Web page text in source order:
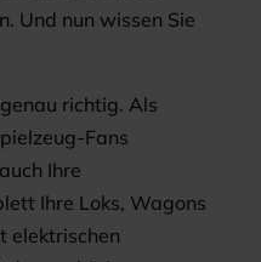
Und nun wissen Sie
richtig. Als
Fans
Ihre
Ihre Loks, Wagons
elektrischen